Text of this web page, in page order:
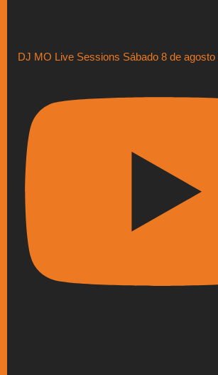
DJ MO Live Sessions Sábado 8 de agosto